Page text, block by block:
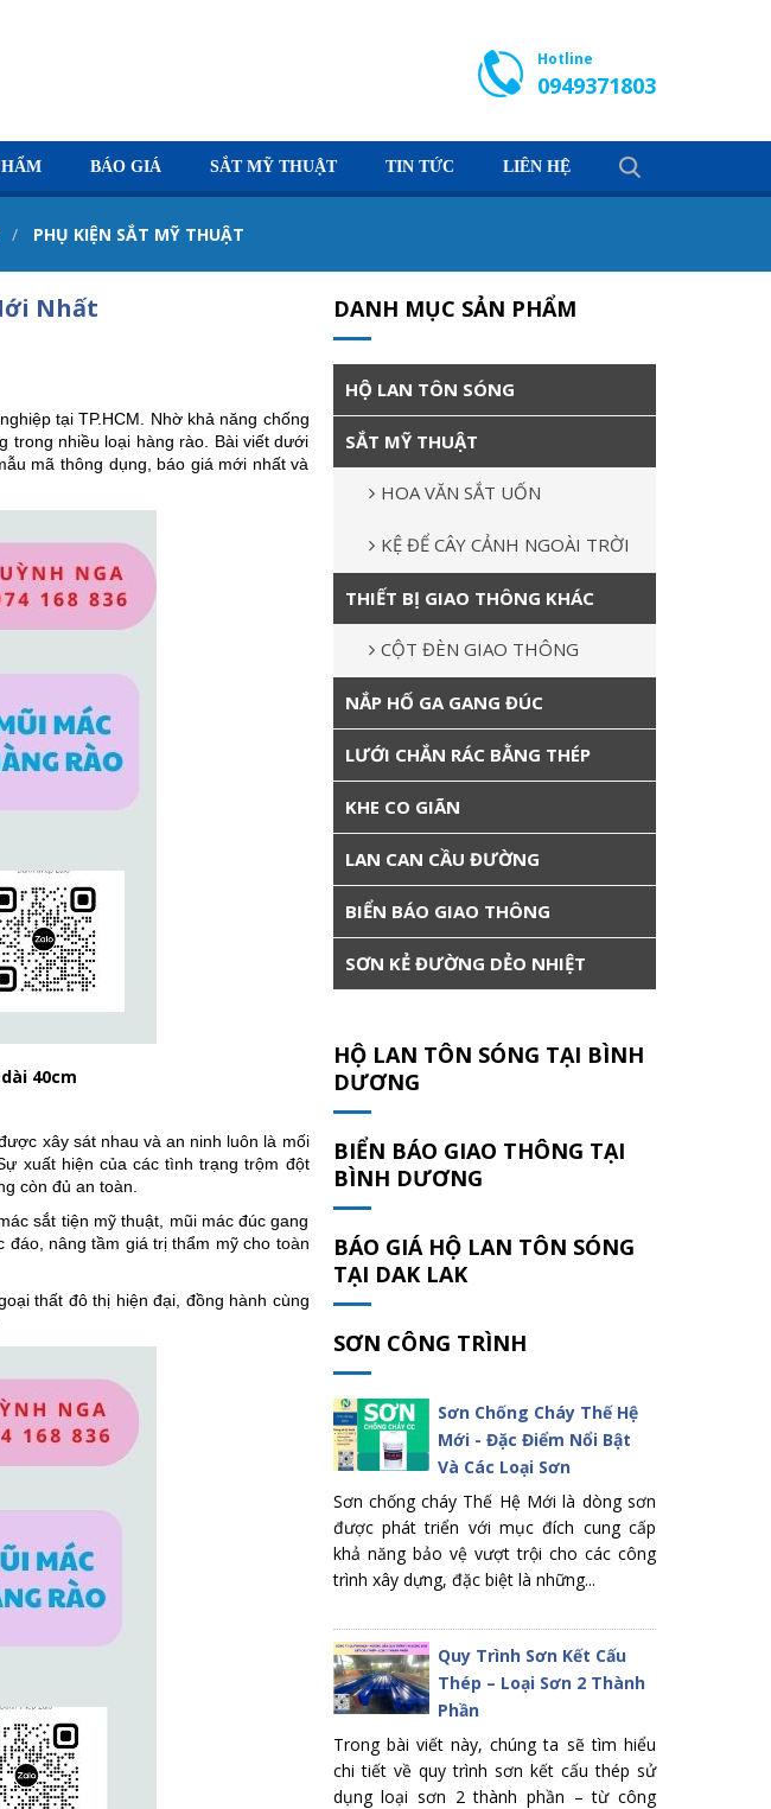
Hotline
0949371803
BÁO GIÁ SẮT MỸ THUẬT TIN TỨC LIÊN HỆ
PHỤ KIỆN SẮT MỸ THUẬT
Nhất
tại TP.HCM. Nhờ khả năng chống
trong nhiều loại hàng rào. Bài viết dưới
mã thông dụng, báo giá mới nhất và
40cm
xây sát nhau và an ninh luôn là mối
xuất hiện của các tình trạng trộm đột
còn đủ an toàn.
sắt tiện mỹ thuật, mũi mác đúc gang
đáo, nâng tầm giá trị thẩm mỹ cho toàn
thất đô thị hiện đại, đồng hành cùng
DANH MỤC SẢN PHẨM
HỘ LAN TÔN SÓNG
SẮT MỸ THUẬT
HOA VĂN SẮT UỐN
KỆ ĐỂ CÂY CẢNH NGOÀI TRỜI
THIẾT BỊ GIAO THÔNG KHÁC
CỘT ĐÈN GIAO THÔNG
NẮP HỐ GA GANG ĐÚC
LƯỚI CHẮN RÁC BẰNG THÉP
KHE CO GIÃN
LAN CAN CẦU ĐƯỜNG
BIỂN BÁO GIAO THÔNG
SƠN KẺ ĐƯỜNG DẺO NHIỆT
HỘ LAN TÔN SÓNG TẠI BÌNH
DƯƠNG
BIỂN BÁO GIAO THÔNG TẠI
BÌNH DƯƠNG
BÁO GIÁ HỘ LAN TÔN SÓNG
TẠI DAK LAK
SƠN CÔNG TRÌNH
Sơn Chống Cháy Thế Hệ
Mới - Đặc Điểm Nổi Bật
Và Các Loại Sơn
Sơn chống cháy Thế Hệ Mới là dòng sơn
được phát triển với mục đích cung cấp
khả năng bảo vệ vượt trội cho các công
trình xây dựng, đặc biệt là những...
Quy Trình Sơn Kết Cấu
Thép – Loại Sơn 2 Thành
Phần
Trong bài viết này, chúng ta sẽ tìm hiểu
chi tiết về quy trình sơn kết cấu thép sử
dụng loại sơn 2 thành phần – từ công